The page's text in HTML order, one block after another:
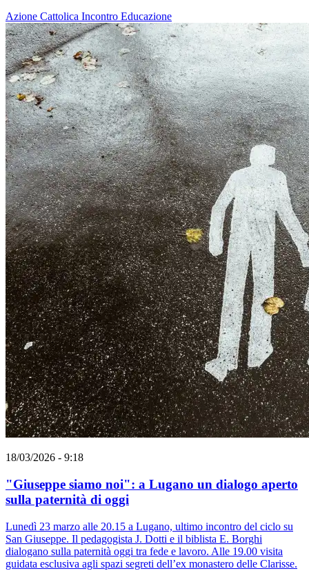
Azione Cattolica Incontro Educazione
18/03/2026 - 9:18
"Giuseppe siamo noi": a Lugano un dialogo aperto
sulla paternità di oggi
Lunedì 23 marzo alle 20.15 a Lugano, ultimo incontro del ciclo su
San Giuseppe. Il pedagogista J. Dotti e il biblista E. Borghi
dialogano sulla paternità oggi tra fede e lavoro. Alle 19.00 visita
guidata esclusiva agli spazi segreti dell’ex monastero delle Clarisse.